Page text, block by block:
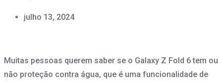
julho 13, 2024
Muitas pessoas querem saber se o Galaxy Z Fold 6 tem ou
não proteção contra água, que é uma funcionalidade de